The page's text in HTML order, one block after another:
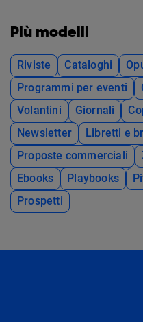
Più modelli
Riviste Cataloghi
Programmi per eventi
Volantini
Giornali
Newsletter
Libretti e
Proposte commerciali
Ebooks
Playbooks
Prospetti